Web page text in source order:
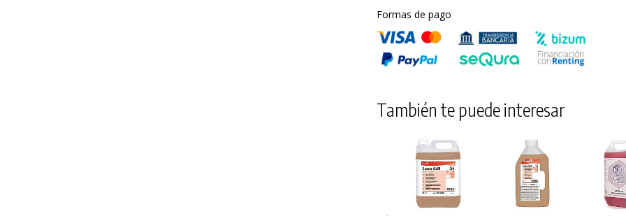
Formas de pago
También te puede interesar